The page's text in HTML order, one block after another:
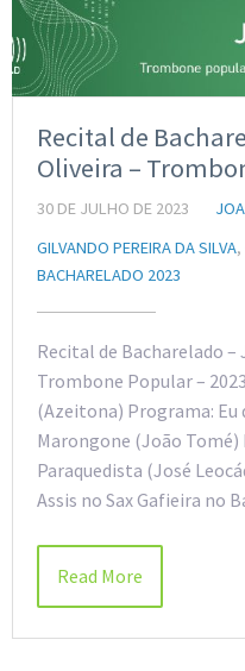
Recital de
Oliveira –
30 DE JULHO DE 2023
GILVANDO PEREIRA DA SILVA,
BACHARELADO 2023
Recital de Bacharelado –
Trombone Popular –
(Azeitona) Programa: Eu
Marongone (João Tomé)
Paraquedista (José
Assis no Sax Gafieira no
Read More